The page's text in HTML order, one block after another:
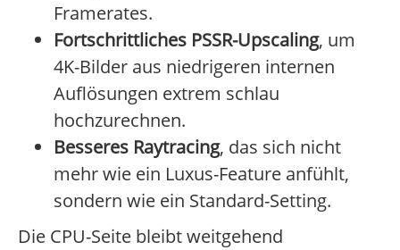
Framerates.
Fortschrittliches PSSR-Upscaling, um
4K-Bilder aus niedrigeren internen
Auflösungen extrem schlau
hochzurechnen.
Besseres Raytracing, das sich nicht
mehr wie ein Luxus-Feature anfühlt,
sondern wie ein Standard-Setting.
Die CPU-Seite bleibt weitgehend